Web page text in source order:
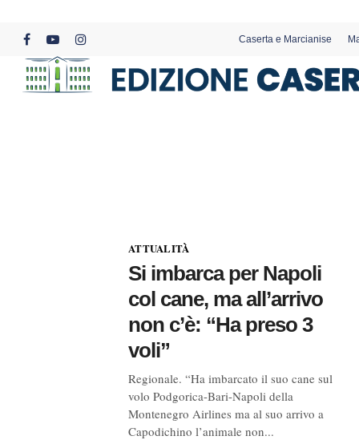
content
facebookyoutubeinstagram
Caserta e Marcianise
ATTUALITÀ
Si imbarca per Napoli
col cane, ma all’arrivo
non c’è: “Ha preso 3
voli”
Regionale. “Ha imbarcato il suo cane sul
volo Podgorica-Bari-Napoli della
Montenegro Airlines ma al suo arrivo a
Capodichino l’animale non...